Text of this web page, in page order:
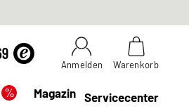
Anmelden Warenkorb
% Magazin Servicecenter